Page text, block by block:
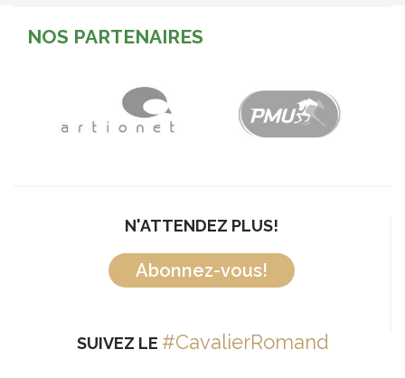
NOS PARTENAIRES
N'ATTENDEZ PLUS!
Abonnez-vous!
SUIVEZ LE #CavalierRomand